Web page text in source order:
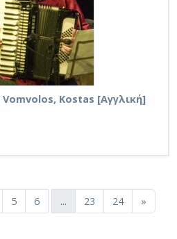
Vomvolos, Kostas [Αγγλική]
5 6 ... 23 24 »